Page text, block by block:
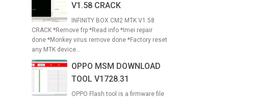
V1.58 CRACK
INFINITY BOX CM2 MTK V1.58
CRACK *Remove frp *Read info *Imei repair
done *Monkey virus remove done *Factory reset
any MTK device...
OPPO MSM DOWNLOAD
TOOL V1728.31
OPPO Flash tool is a firmware file